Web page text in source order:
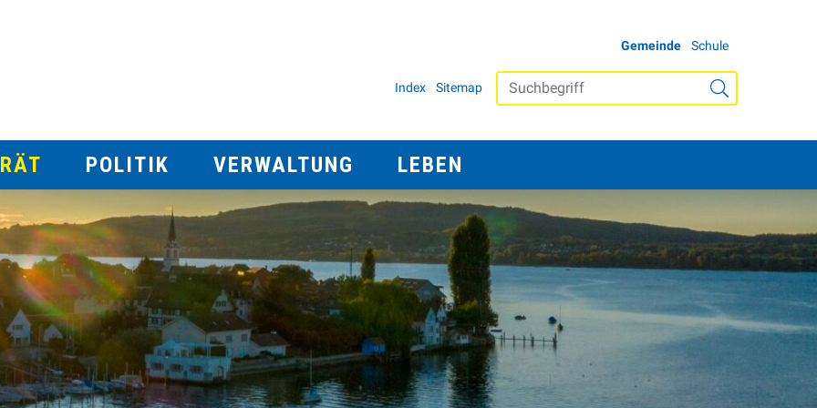
METANAVIGATION
Index Sitemap
WEITERE
Gemeinde Schule
Suchbegriff
Suche starten
POLITIK VERWALTUNG LEBEN